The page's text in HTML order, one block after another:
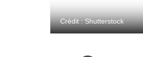
Crédit : Shutterstock